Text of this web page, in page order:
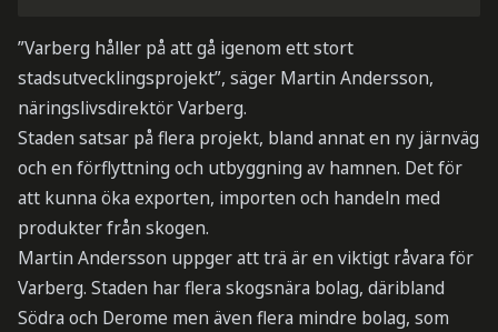
”Varberg håller på att gå igenom ett stort
stadsutvecklingsprojekt”, säger Martin Andersson,
näringslivsdirektör Varberg.
Staden satsar på flera projekt, bland annat en ny järnväg
och en förflyttning och utbyggning av hamnen. Det för
att kunna öka exporten, importen och handeln med
produkter från skogen.
Martin Andersson uppger att trä är en viktigt råvara för
Varberg. Staden har flera skogsnära bolag, däribland
Södra och Derome men även flera mindre bolag, som